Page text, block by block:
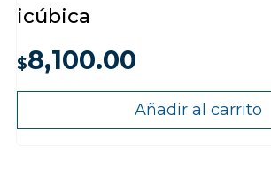
icúbica
$8,100.00
Añadir al carrito